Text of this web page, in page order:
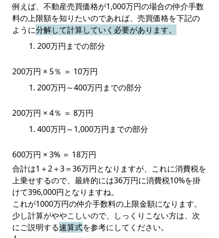
例えば、不動産売買価格が1,000万円の場合の仲介手数
料の上限額を知りたいのであれば、売買価格を下記の
ように分解して計算していく必要があります。
200万円までの部分
200万円 × 5％ ＝ 10万円
200万円～400万円までの部分
200万円 × 4％ ＝ 8万円
400万円～1,000万円までの部分
600万円 × 3% ＝ 18万円
合計は1＋2＋3＝36万円となりますが、これに消費税を
上乗せするので、最終的には36万円に消費税10%を掛
けて396,000円となりますね。
これが1000万円の仲介手数料の上限金額になります。
少し計算がややこしいので、しっくりこない方は、次
にご説明する速算式を参考にしてください。